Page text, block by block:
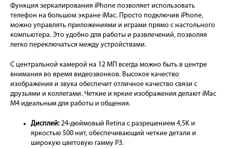
Функция зеркалирования iPhone позволяет использовать
телефон на большом экране iMac. Просто подключив iPhone,
можно управлять приложениями и играми прямо с настольного
компьютера. Это удобно для работы и развлечений, позволяя
легко переключаться между устройствами.
С центральной камерой на 12 МП всегда можно быть в центре
внимания во время видеозвонков. Высокое качество
изображения и звука обеспечит отличное качество связи с
друзьями и коллегами. Четкие и яркие изображения делают iMac
M4 идеальным для работы и общения.
Дисплей: 24-дюймовый Retina с разрешением 4,5K и
яркостью 500 нит, обеспечивающий четкие детали и
широкую цветовую гамму P3.